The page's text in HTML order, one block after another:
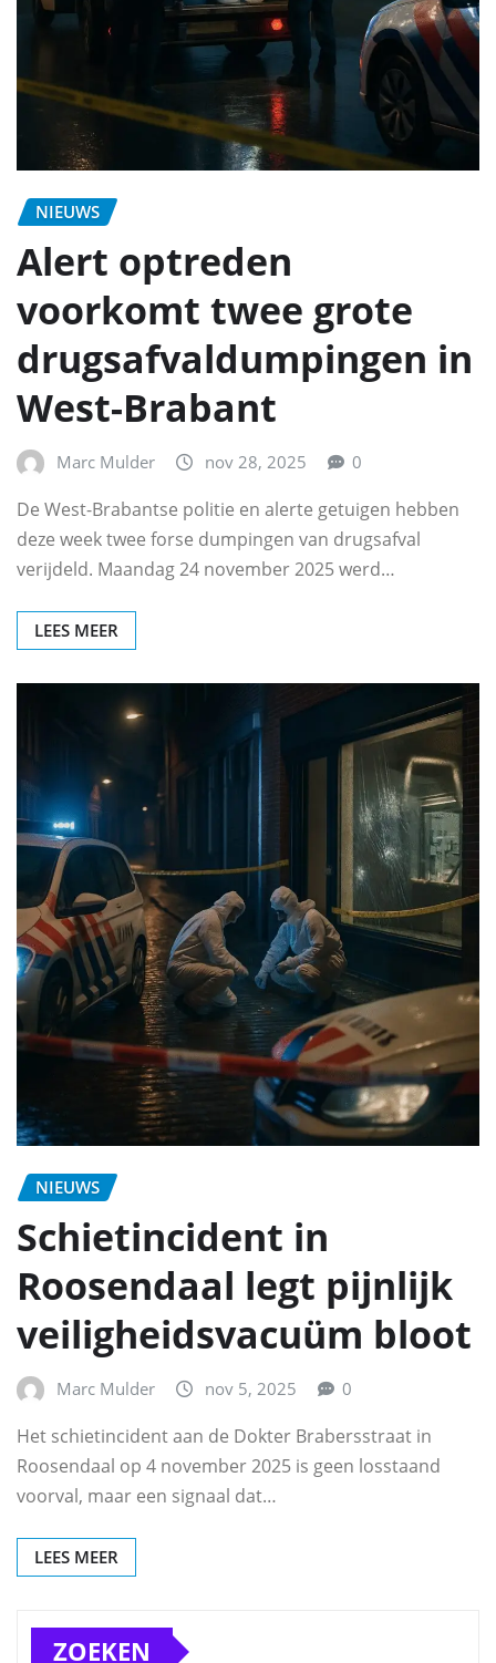
NIEUWS
Alert optreden
voorkomt twee grote
drugsafvaldumpingen in
West-Brabant
Marc Mulder nov 28, 2025 0
De West-Brabantse politie en alerte getuigen hebben
deze week twee forse dumpingen van drugsafval
verijdeld. Maandag 24 november 2025 werd…
LEES MEER
NIEUWS
Schietincident in
Roosendaal legt pijnlijk
veiligheidsvacuüm bloot
Marc Mulder nov 5, 2025 0
Het schietincident aan de Dokter Brabersstraat in
Roosendaal op 4 november 2025 is geen losstaand
voorval, maar een signaal dat…
LEES MEER
ZOEKEN